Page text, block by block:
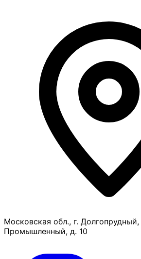
Московская обл., г.
Промышленный, д. 10